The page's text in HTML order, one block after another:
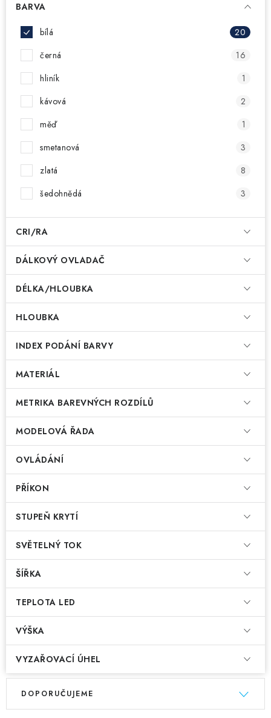
BARVA
bílá
20
černá
16
hliník
1
kávová
2
měď
1
smetanová
3
zlatá
8
šedohnědá
3
CRI/RA
DÁLKOVÝ OVLADAČ
DÉLKA/HLOUBKA
HLOUBKA
INDEX PODÁNÍ BARVY
MATERIÁL
METRIKA BAREVNÝCH ROZDÍLŮ
MODELOVÁ ŘADA
OVLÁDÁNÍ
PŘÍKON
STUPEŇ KRYTÍ
SVĚTELNÝ TOK
ŠÍŘKA
TEPLOTA LED
VÝŠKA
VYZAŘOVACÍ ÚHEL
V
Ř
DOPORUČUJEME